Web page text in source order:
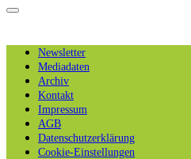
Newsletter
Mediadaten
Archiv
Kontakt
Impressum
AGB
Datenschutzerklärung
Cookie-Einstellungen